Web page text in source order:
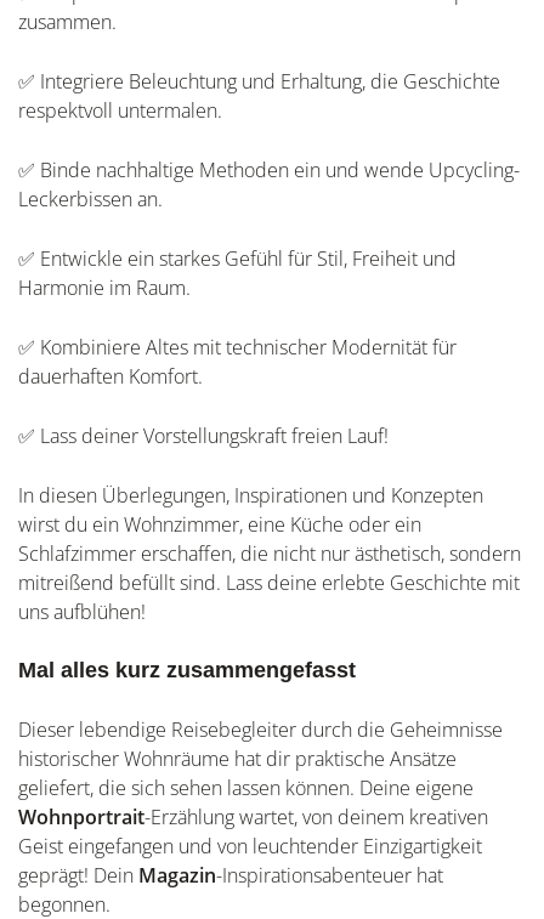
zusammen.
✅ Integriere Beleuchtung und Erhaltung, die Geschichte
respektvoll untermalen.
✅ Binde nachhaltige Methoden ein und wende Upcycling-
Leckerbissen an.
✅ Entwickle ein starkes Gefühl für Stil, Freiheit und
Harmonie im Raum.
✅ Kombiniere Altes mit technischer Modernität für
dauerhaften Komfort.
✅ Lass deiner Vorstellungskraft freien Lauf!
In diesen Überlegungen, Inspirationen und Konzepten
wirst du ein Wohnzimmer, eine Küche oder ein
Schlafzimmer erschaffen, die nicht nur ästhetisch, sondern
mitreißend befüllt sind. Lass deine erlebte Geschichte mit
uns aufblühen!
Mal alles kurz zusammengefasst
Dieser lebendige Reisebegleiter durch die Geheimnisse
historischer Wohnräume hat dir praktische Ansätze
geliefert, die sich sehen lassen können. Deine eigene
Wohnportrait-Erzählung wartet, von deinem kreativen
Geist eingefangen und von leuchtender Einzigartigkeit
geprägt! Dein Magazin-Inspirationsabenteuer hat
begonnen.